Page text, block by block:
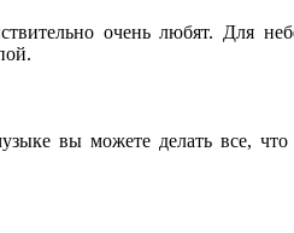
очень любят. Для
вы можете делать все,